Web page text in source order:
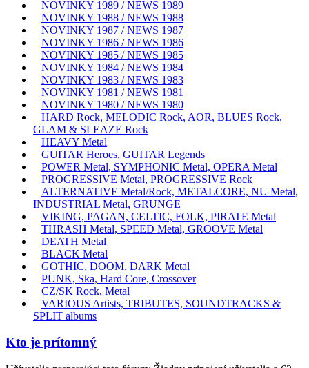
NOVINKY 1989 / NEWS 1989
NOVINKY 1988 / NEWS 1988
NOVINKY 1987 / NEWS 1987
NOVINKY 1986 / NEWS 1986
NOVINKY 1985 / NEWS 1985
NOVINKY 1984 / NEWS 1984
NOVINKY 1983 / NEWS 1983
NOVINKY 1981 / NEWS 1981
NOVINKY 1980 / NEWS 1980
HARD Rock, MELODIC Rock, AOR, BLUES Rock,
GLAM & SLEAZE Rock
HEAVY Metal
GUITAR Heroes, GUITAR Legends
POWER Metal, SYMPHONIC Metal, OPERA Metal
PROGRESSIVE Metal, PROGRESSIVE Rock
ALTERNATIVE Metal/Rock, METALCORE, NU Metal,
INDUSTRIAL Metal, GRUNGE
VIKING, PAGAN, CELTIC, FOLK, PIRATE Metal
THRASH Metal, SPEED Metal, GROOVE Metal
DEATH Metal
BLACK Metal
GOTHIC, DOOM, DARK Metal
PUNK, Ska, Hard Core, Crossover
CZ/SK Rock, Metal
VARIOUS Artists, TRIBUTES, SOUNDTRACKS &
SPLIT albums
Kto je prítomný